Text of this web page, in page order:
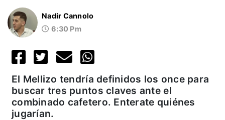
Nadir Cannolo
6:30 Pm
El Mellizo tendría definidos los once para
buscar tres puntos claves ante el
combinado cafetero. Enterate quiénes
jugarían.